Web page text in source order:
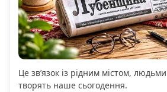
Це зв’язок із рідним містом,
творять наше сьогодення.